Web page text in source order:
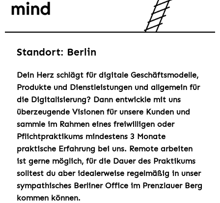
Standort: Berlin
Dein Herz schlägt für digitale Geschäftsmodelle,
Produkte und Dienstleistungen und allgemein für
die Digitalisierung? Dann entwickle mit uns
überzeugende Visionen für unsere Kunden und
sammle im Rahmen eines freiwilligen oder
Pflichtpraktikums mindestens 3 Monate
praktische Erfahrung bei uns. Remote arbeiten
ist gerne möglich, für die Dauer des Praktikums
solltest du aber idealerweise regelmäßig in unser
sympathisches Berliner Office im Prenzlauer Berg
kommen können.